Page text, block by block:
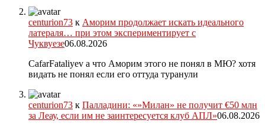
centurion73 к Аморим продолжает искать идеального
латераля… при этом экспериментирует с
Чуквуезе06.08.2026
CafarFataliyev а что Аморим этого не понял в МЮ? хотя
видать не понял если его оттуда туранули
centurion73 к Палладини: «»Милан» не получит €50 млн
за Леау, если им не заинтересуется клуб АПЛ»06.08.2026